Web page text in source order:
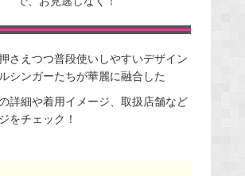
さえつつ普段使いしやすいデザイン
シンガーたちが華麗に融合した
詳細や着用イメージ、取扱店舗など
をチェック！